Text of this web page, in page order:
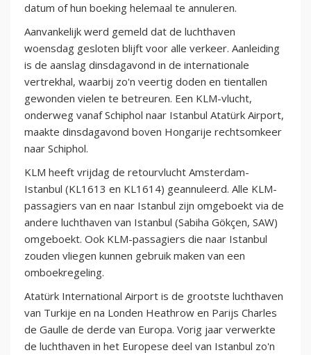
datum of hun boeking helemaal te annuleren.
Aanvankelijk werd gemeld dat de luchthaven
woensdag gesloten blijft voor alle verkeer. Aanleiding
is de aanslag dinsdagavond in de internationale
vertrekhal, waarbij zo'n veertig doden en tientallen
gewonden vielen te betreuren. Een KLM-vlucht,
onderweg vanaf Schiphol naar Istanbul Atatürk Airport,
maakte dinsdagavond boven Hongarije rechtsomkeer
naar Schiphol.
KLM heeft vrijdag de retourvlucht Amsterdam-
Istanbul (KL1613 en KL1614) geannuleerd. Alle KLM-
passagiers van en naar Istanbul zijn omgeboekt via de
andere luchthaven van Istanbul (Sabiha Gökçen, SAW)
omgeboekt. Ook KLM-passagiers die naar Istanbul
zouden vliegen kunnen gebruik maken van een
omboekregeling.
Atatürk International Airport is de grootste luchthaven
van Turkije en na Londen Heathrow en Parijs Charles
de Gaulle de derde van Europa. Vorig jaar verwerkte
de luchthaven in het Europese deel van Istanbul zo'n